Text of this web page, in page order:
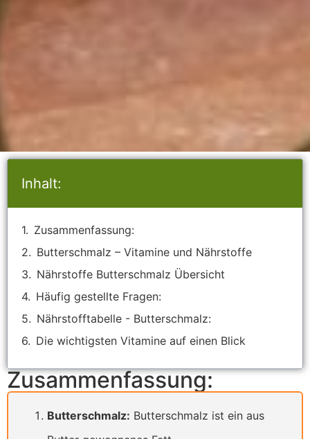
Inhalt:
Zusammenfassung:
Butterschmalz – Vitamine und Nährstoffe
Nährstoffe Butterschmalz Übersicht
Häufig gestellte Fragen:
Nährstofftabelle - Butterschmalz:
Die wichtigsten Vitamine auf einen Blick
Zusammenfassung:
Butterschmalz: Butterschmalz ist ein aus